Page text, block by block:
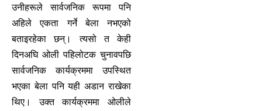
उनीहरूले सार्वजनिक रूपमा पनि
अहिले एकता गर्ने बेला नभएको
बताइरहेका छन्। त्यसो त केही
दिनअघि ओली पहिलोटक चुनावपछि
सार्वजनिक कार्यक्रममा उपस्थित
भएका बेला पनि यही अडान राखेका
थिए। उक्त कार्यक्रममा ओलीले